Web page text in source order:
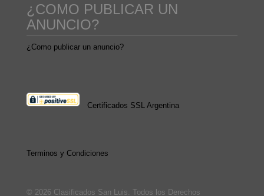
¿COMO PUBLICAR UN
ANUNCIO?
¿Como publicar un anuncio?
Certificados SSL Argentina
Terminos y Condiciones
© 2026 Clasificados San Luis. Todos los Derechos